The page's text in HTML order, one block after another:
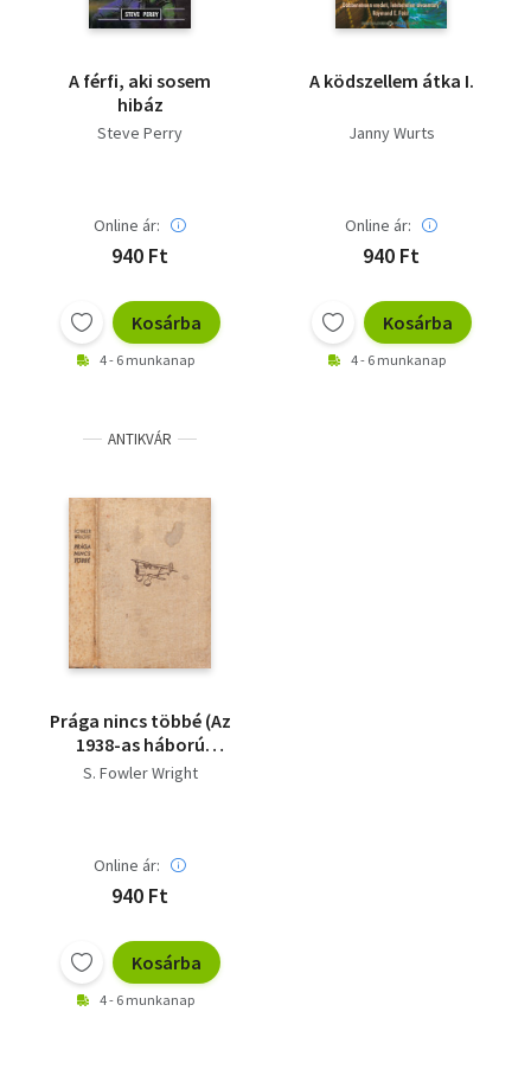
A férfi, aki sosem
hibáz
Steve Perry
Online ár:
940 Ft
Kosárba
4 - 6 munkanap
A ködszellem átka I.
Janny Wurts
Online ár:
940 Ft
Kosárba
4 - 6 munkanap
ANTIKVÁR
Prága nincs többé (Az
1938-as háború
regénye)
S. Fowler Wright
Online ár:
940 Ft
Kosárba
4 - 6 munkanap